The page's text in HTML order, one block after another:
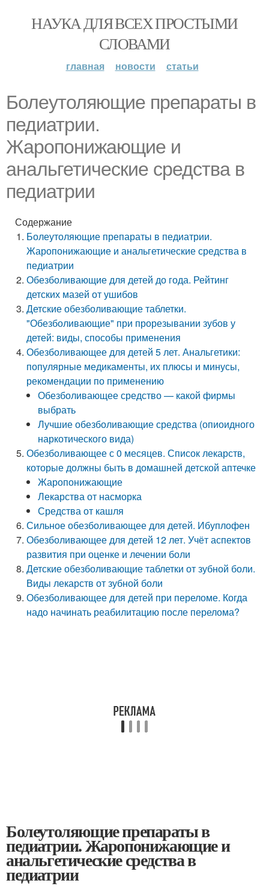
НАУКА ДЛЯ ВСЕХ ПРОСТЫМИ
СЛОВАМИ
главная новости статьи
Болеутоляющие препараты в
педиатрии.
Жаропонижающие и
анальгетические средства в
педиатрии
Содержание
Болеутоляющие препараты в педиатрии.
Жаропонижающие и анальгетические средства в
педиатрии
Обезболивающие для детей до года. Рейтинг
детских мазей от ушибов
Детские обезболивающие таблетки.
"Обезболивающие" при прорезывании зубов у
детей: виды, способы применения
Обезболивающее для детей 5 лет. Анальгетики:
популярные медикаменты, их плюсы и минусы,
рекомендации по применению
Обезболивающее средство — какой фирмы
выбрать
Лучшие обезболивающие средства (опиоидного
наркотического вида)
Обезболивающее с 0 месяцев. Список лекарств,
которые должны быть в домашней детской аптечке
Жаропонижающие
Лекарства от насморка
Средства от кашля
Сильное обезболивающее для детей. Ибуплофен
Обезболивающее для детей 12 лет. Учёт аспектов
развития при оценке и лечении боли
Детские обезболивающие таблетки от зубной боли.
Виды лекарств от зубной боли
Обезболивающее для детей при переломе. Когда
надо начинать реабилитацию после перелома?
Болеутоляющие препараты в
педиатрии. Жаропонижающие и
анальгетические средства в
педиатрии